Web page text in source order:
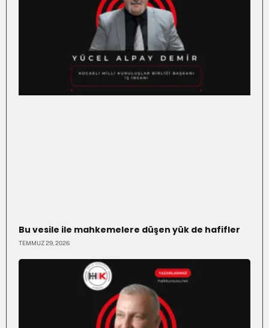
Bu vesile ile mahkemelere düşen yük de hafifler
TEMMUZ 29, 2026